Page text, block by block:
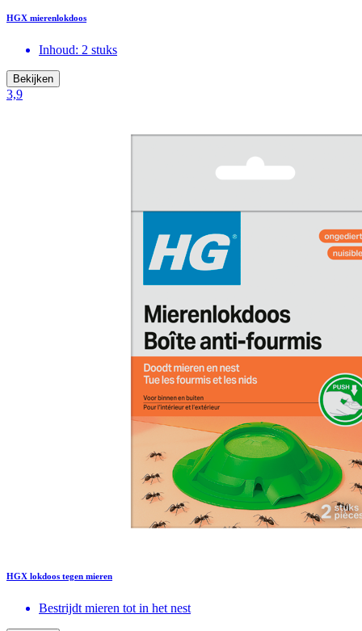
HGX mierenlokdoos
Inhoud: 2 stuks
Bekijken
3,9
HGX lokdoos tegen mieren
Bestrijdt mieren tot in het nest